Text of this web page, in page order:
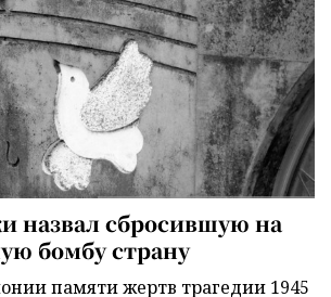
назвал сбросившую на
бомбу страну
памяти жертв трагедии 1945